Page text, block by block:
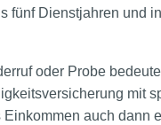
fünf Dienstjahren und
oder Probe
mit
auch dann